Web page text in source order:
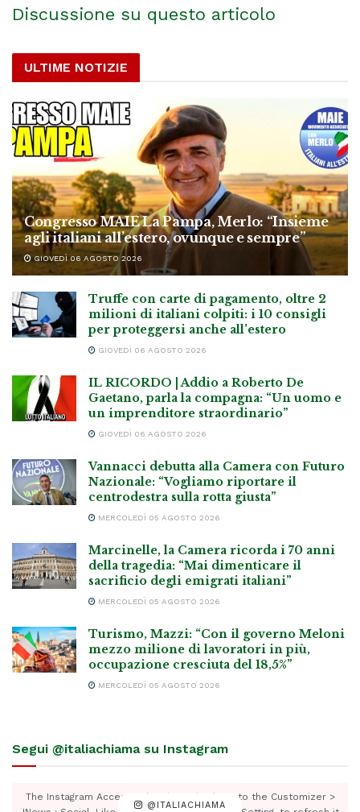
Discussione su questo articolo
ULTIME NOTIZIE
Congresso MAIE La Pampa, Merlo: “Insieme
agli italiani all’estero, ovunque e sempre”
GIOVEDÌ 06 AGOSTO 2026
Truffe con carte di pagamento, oltre 2
milioni di italiani colpiti: i 10 consigli
per proteggersi anche all’estero
GIOVEDÌ 06 AGOSTO 2026
IL RICORDO | Addio a Roberto De
Gaetano, parla la compagna: “Un uomo e
un imprenditore straordinario”
GIOVEDÌ 06 AGOSTO 2026
Vannacci debutta alla Camera con Futuro
Nazionale: “Vogliamo riportare il
centrodestra sulla rotta giusta”
MERCOLEDÌ 05 AGOSTO 2026
Marcinelle, la Camera ricorda i 70 anni
della tragedia: “Mai dimenticare il
sacrificio degli emigrati italiani”
MERCOLEDÌ 05 AGOSTO 2026
Turismo, Mazzi: “Con il governo Meloni
mezzo milione di lavoratori in più,
occupazione cresciuta del 18,5%”
MERCOLEDÌ 05 AGOSTO 2026
Segui @italiachiama su Instagram
@ITALIACHIAMA
The Instagram Access Token is expired, Go to the Customizer >